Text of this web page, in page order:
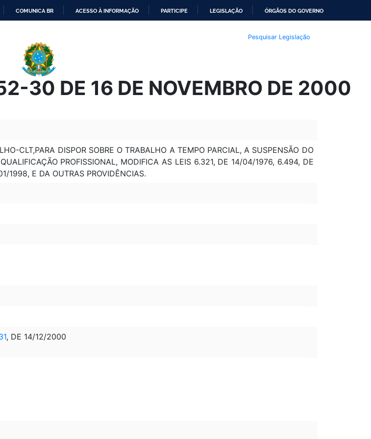
O
CONTEÚDO
COMUNICA BR ACESSO À INFORMAÇÃO PARTICIPE LEGISLAÇÃO ÓRGÃOS DO GOVERNO
Pesquisar Legislação
30 DE 16 DE NOVEMBRO DE 2000
CLT,PARA DISPOR SOBRE O TRABALHO A TEMPO PARCIAL, A SUSPENSÃO DO
PROFISSIONAL, MODIFICA AS LEIS 6.321, DE 14/04/1976, 6.494, DE
1998, E DA OUTRAS PROVIDÊNCIAS.
, DE 14/12/2000